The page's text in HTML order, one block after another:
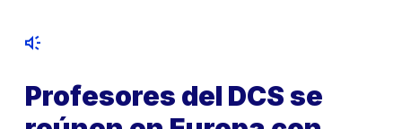
Profesores del DCS se